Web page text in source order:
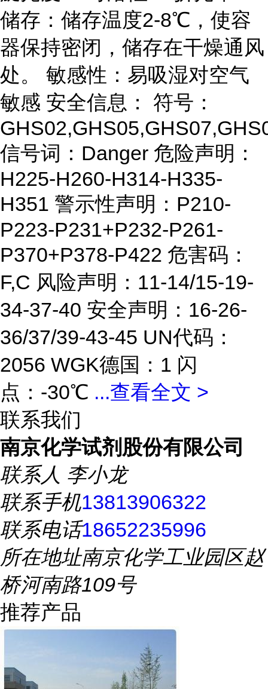
储存：储存温度2-8℃，使容
器保持密闭，储存在干燥通风
处。 敏感性：易吸湿对空气
敏感 安全信息： 符号：
信号词：Danger 危险声明：
H225-H260-H314-H335-
H351 警示性声明：P210-
P223-P231+P232-P261-
P370+P378-P422 危害码：
F,C 风险声明：11-14/15-19-
34-37-40 安全声明：16-26-
36/37/39-43-45 UN代码：
2056 WGK德国：1 闪
点：-30℃ ...查看全文 >
联系我们
南京化学试剂股份有限公司
联系人 李小龙
联系手机13813906322
联系电话18652235996
所在地址南京化学工业园区赵
桥河南路109号
推荐产品